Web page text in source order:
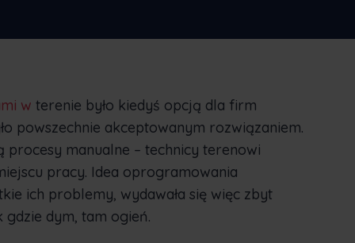
w terenie było kiedyś opcją dla firm
powszechnie akceptowanym rozwiązaniem.
procesy manualne – technicy terenowi
pracy. Idea oprogramowania
ich problemy, wydawała się więc zbyt
gdzie dym, tam ogień.